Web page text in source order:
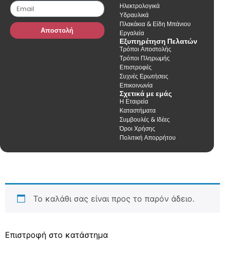
Αποστολή
Ηλεκτρολογικά
Υδραυλικά
Πλακάκια & Είδη Μπάνιου
Εργαλεία
Εξυπηρέτηση Πελατών
Τρόποι Αποστολής
Τρόποι Πληρωμής
Επιστροφές
Συχνές Ερωτήσεις
Επικοινωνία
Σχετικά με εμάς
Η Εταιρεία
Καταστήματα
Συμβουλές & Ιδέες
Όροι Χρήσης
Πολιτική Απορρήτου
Το καλάθι σας είναι προς το παρόν άδειο.
Επιστροφή στο κατάστημα